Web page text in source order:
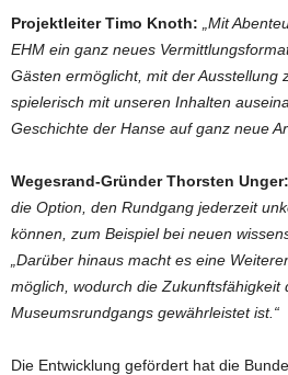
Projektleiter Timo Knoth:
„Mit
EHM ein ganz neues
Gästen ermöglicht, mit der Ausstellung
spielerisch mit unseren Inhalten
Geschichte der Hanse auf ganz neue
Wegesrand-Gründer Thorsten Unger:
die Option, den Rundgang jederzeit
können, zum Beispiel bei neuen
„Darüber hinaus macht es eine
möglich, wodurch die Zukunftsfähigkeit
Museumsrundgangs gewährleistet ist.“
Die Entwicklung gefördert hat die